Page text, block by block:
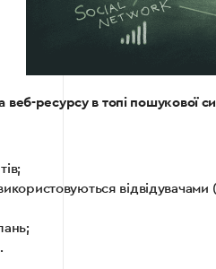
веб-ресурсу в топі пошукової